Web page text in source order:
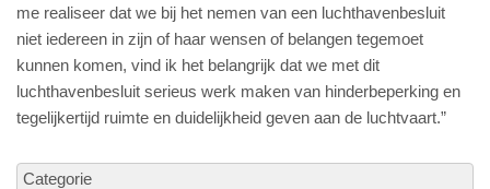
me realiseer dat we bij het nemen van een luchthavenbesluit
niet iedereen in zijn of haar wensen of belangen tegemoet
kunnen komen, vind ik het belangrijk dat we met dit
luchthavenbesluit serieus werk maken van hinderbeperking en
tegelijkertijd ruimte en duidelijkheid geven aan de luchtvaart.”
Categorie